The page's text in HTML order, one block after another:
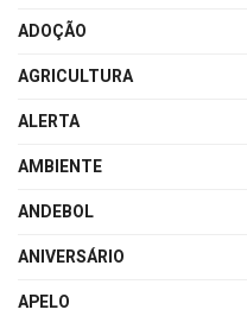
ADOÇÃO
AGRICULTURA
ALERTA
AMBIENTE
ANDEBOL
ANIVERSÁRIO
APELO